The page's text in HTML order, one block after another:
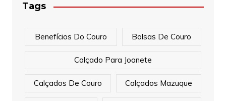
Tags
Benefícios Do Couro Bolsas De Couro
Calçado Para Joanete
Calçados De Couro Calçados Mazuque